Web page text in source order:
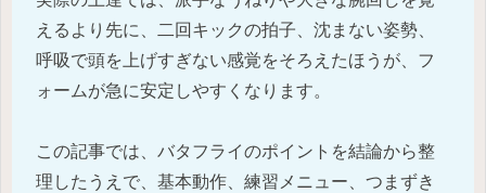
えるより先に、二回キックの拍子、沈まない姿勢、
呼吸で頭を上げすぎない感覚をそろえたほうが、フ
ォームが急に安定しやすくなります。
この記事では、バタフライのポイントを結論から整
理したうえで、基本動作、練習メニュー、つまずき